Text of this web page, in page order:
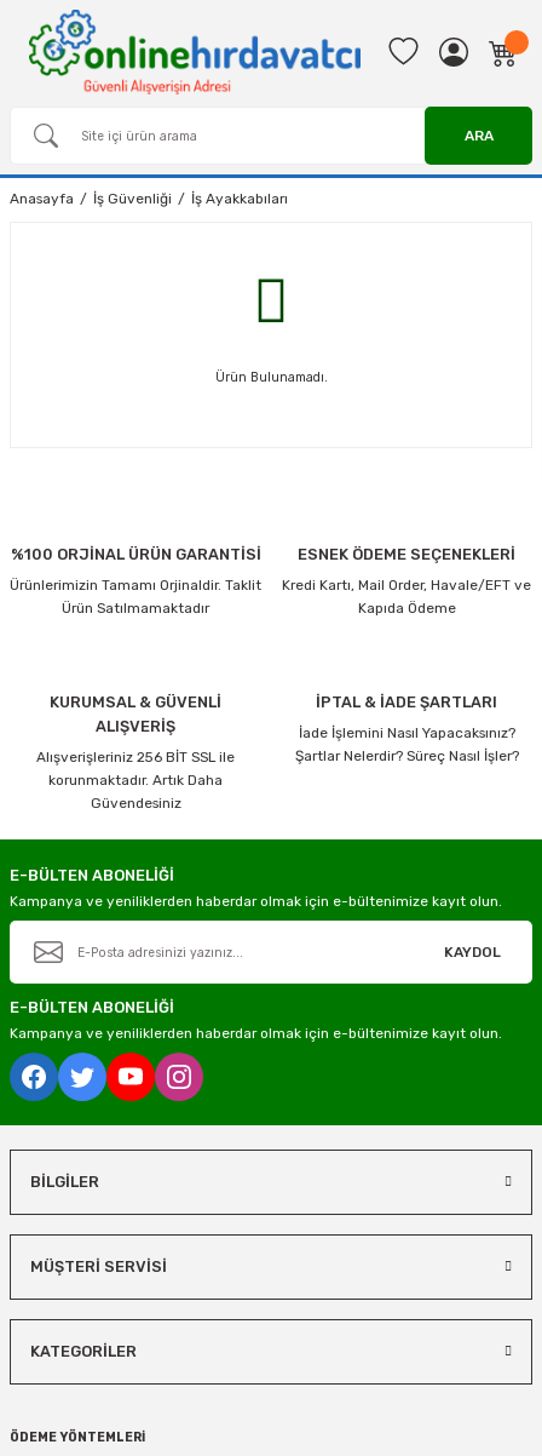
ARA
Anasayfa İş Güvenliği İş Ayakkabıları
Ürün Bulunamadı.
%100 ORJİNAL ÜRÜN GARANTİSİ
Ürünlerimizin Tamamı Orjinaldir. Taklit
Ürün Satılmamaktadır
ESNEK ÖDEME SEÇENEKLERİ
Kredi Kartı, Mail Order, Havale/EFT ve
Kapıda Ödeme
KURUMSAL & GÜVENLİ
ALIŞVERİŞ
Alışverişleriniz 256 BİT SSL ile
korunmaktadır. Artık Daha
Güvendesiniz
İPTAL & İADE ŞARTLARI
İade İşlemini Nasıl Yapacaksınız?
Şartlar Nelerdir? Süreç Nasıl İşler?
E-BÜLTEN ABONELİĞİ
Kampanya ve yeniliklerden haberdar olmak için e-bültenimize kayıt olun.
KAYDOL
E-BÜLTEN ABONELİĞİ
Kampanya ve yeniliklerden haberdar olmak için e-bültenimize kayıt olun.
BİLGİLER
MÜŞTERİ SERVİSİ
KATEGORİLER
ÖDEME YÖNTEMLERİ